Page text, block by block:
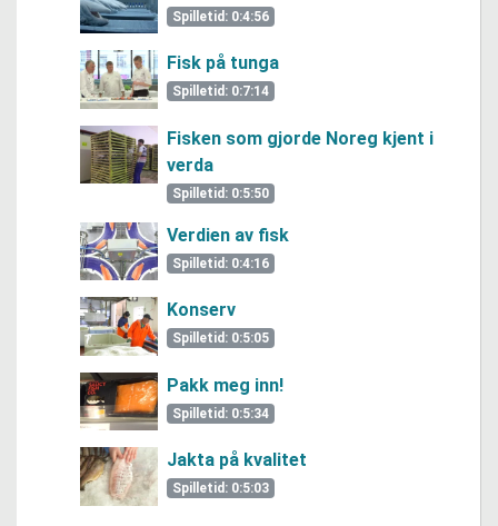
Spilletid: 0:4:56
Fisk på tunga
Spilletid: 0:7:14
Fisken som gjorde Noreg kjent i
verda
Spilletid: 0:5:50
Verdien av fisk
Spilletid: 0:4:16
Konserv
Spilletid: 0:5:05
Pakk meg inn!
Spilletid: 0:5:34
Jakta på kvalitet
Spilletid: 0:5:03